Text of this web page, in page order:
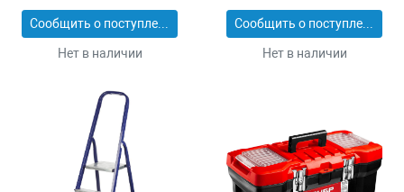
Сообщить о поступлении
Нет в наличии
Сообщить о поступлении
Нет в наличии